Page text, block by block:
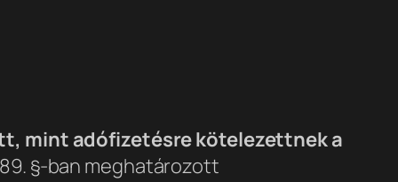
mint adófizetésre kötelezettnek a
§-ban meghatározott